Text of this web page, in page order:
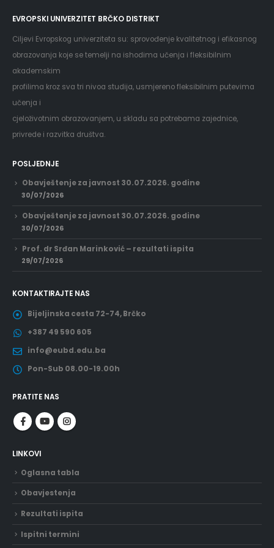
EVROPSKI UNIVERZITET BRČKO DISTRIKT
Ciljevi Evropskog univerziteta su: sprovođenje kvalitetnog i efikasnog
obrazovanja koje se temelji na ishodima učenja i fleksibilnim
akademskim
profilima kroz sva tri nivoa studija, usmjereno fleksibilnim putevima
učenja i
cjeloživotnim obrazovanjem, u skladu sa potrebama zajednice,
privrede i razvitka društva.
POSLJEDNJE
Obavještenje za javnost 30.07.2026. godine
30/07/2026
Obavještenje za javnost 30.07.2026. godine
30/07/2026
Prof. dr Srđan Marinković – rezultati ispita
29/07/2026
KONTAKTIRAJTE NAS
Bijeljinska cesta 72-74, Brčko
+387 49 590 605
info@eubd.edu.ba
Pon-Sub 08.00-19.00h
PRATITE NAS
LINKOVI
Oglasna tabla
Obavjestenja
Rezultati ispita
Ispitni termini